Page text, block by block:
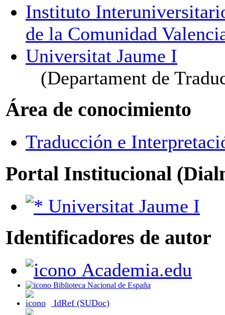
Instituto
de la Comunidad
Universitat Jaume I
(Departament de
Área de conocimiento
Traducción e
Portal Institucional
Universitat Jaume I
Identificadores de autor
Academia.edu
Biblioteca Nacional de España
IdRef (SUDoc)